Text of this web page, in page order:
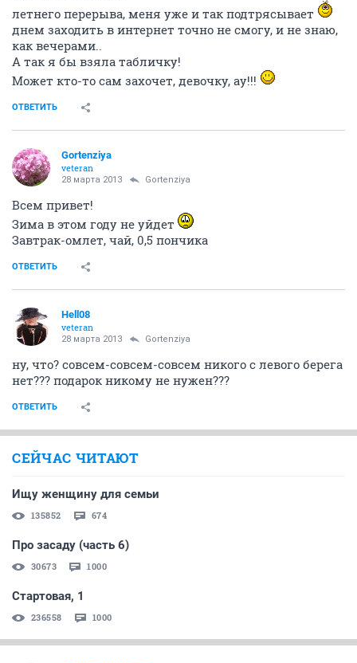
летнего перерыва, меня уже и так подтрясывает
днем заходить в интернет точно не смогу, и не знаю,
как вечерами..
А так я бы взяла табличку!
Может кто-то сам захочет, девочку, ау!!!
ОТВЕТИТЬ
Gortenziya
veteran
28 марта 2013 Gortenziya
Всем привет!
Зима в этом году не уйдет
Завтрак-омлет, чай, 0,5 пончика
ОТВЕТИТЬ
Hell08
veteran
28 марта 2013 Gortenziya
ну, что? совсем-совсем-совсем никого с левого берега
нет??? подарок никому не нужен???
ОТВЕТИТЬ
СЕЙЧАС ЧИТАЮТ
Ищу женщину для семьи
135852 674
Про засаду (часть 6)
30673 1000
Стартовая, 1
236558 1000